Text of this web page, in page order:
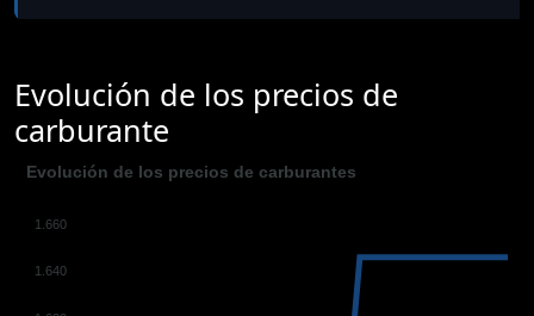
Evolución de los precios de
carburante
Evolución de los precios de carburantes
1.660
1.640